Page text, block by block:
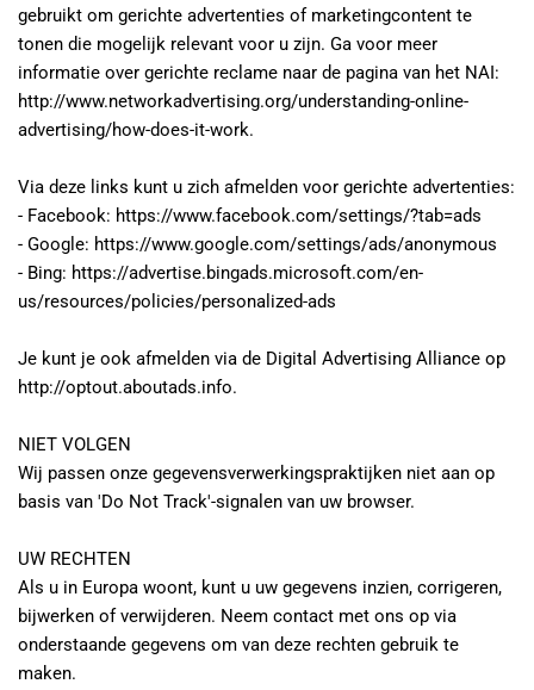
gebruikt om gerichte advertenties of marketingcontent te
tonen die mogelijk relevant voor u zijn. Ga voor meer
informatie over gerichte reclame naar de pagina van het NAI:
http://www.networkadvertising.org/understanding-online-
advertising/how-does-it-work.
Via deze links kunt u zich afmelden voor gerichte advertenties:
- Facebook: https://www.facebook.com/settings/?tab=ads
- Google: https://www.google.com/settings/ads/anonymous
- Bing: https://advertise.bingads.microsoft.com/en-
us/resources/policies/personalized-ads
Je kunt je ook afmelden via de Digital Advertising Alliance op
http://optout.aboutads.info.
NIET VOLGEN
Wij passen onze gegevensverwerkingspraktijken niet aan op
basis van 'Do Not Track'-signalen van uw browser.
UW RECHTEN
Als u in Europa woont, kunt u uw gegevens inzien, corrigeren,
bijwerken of verwijderen. Neem contact met ons op via
onderstaande gegevens om van deze rechten gebruik te
maken.